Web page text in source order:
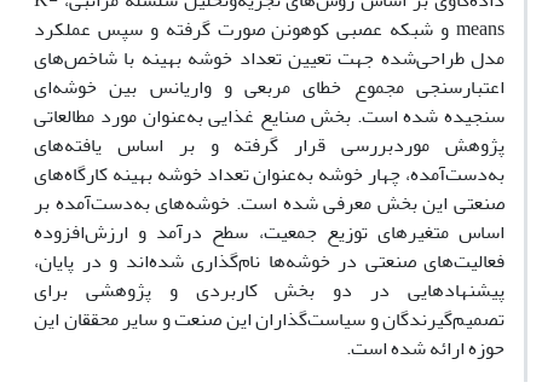
means و شبکه عصبی کوهونن صورت گرفته و سپس عملکرد
مدل طراحی‌شده جهت تعیین تعداد خوشه بهینه با شاخص‌های
اعتبارسنجی مجموع خطای مربعی و واریانس بین خوشه‌ای
سنجیده شده است. بخش صنایع غذایی به‌عنوان مورد مطالعاتی
پژوهش موردبررسی قرار گرفته و بر اساس یافته‌های
به‌دست‌آمده، چهار خوشه به‌عنوان تعداد خوشه بهینه کارگاه‌های
صنعتی این بخش معرفی شده است. خوشه‌های به‌دست‌آمده بر
اساس متغیرهای توزیع جمعیت، سطح درآمد و ارزش‌افزوده
فعالیت‌های صنعتی در خوشه‌ها نام‌گذاری شد‌ه‌اند و در پایان،
پیشنهاد‌هایی در دو بخش کاربردی و پژوهشی برای
تصمیم‌گیرندگان و سیاست‌گذاران این صنعت و سایر محققان این
حوزه ارائه شده است.